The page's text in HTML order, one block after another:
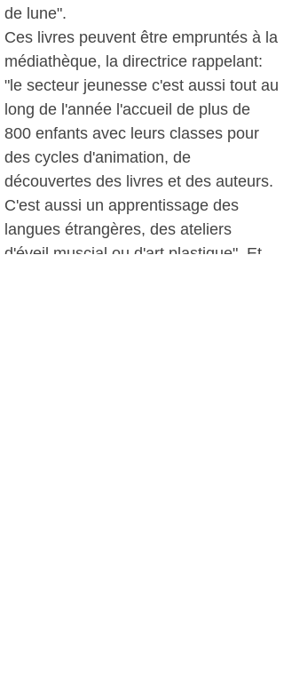
de lune".
Ces livres peuvent être empruntés à la
médiathèque, la directrice rappelant:
"le secteur jeunesse c'est aussi tout au
long de l'année l'accueil de plus de
800 enfants avec leurs classes pour
des cycles d'animation, de
découvertes des livres et des auteurs.
C'est aussi un apprentissage des
langues étrangères, des ateliers
d'éveil muscial ou d'art plastique". Et